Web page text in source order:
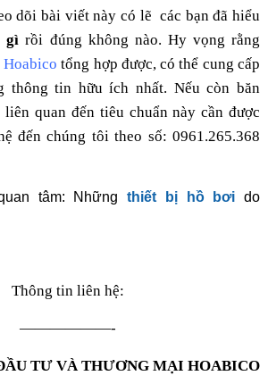
dõi bài viết này có lẽ các bạn đã hiểu
gì rồi đúng không nào. Hy vọng rằng
Hoabico tổng hợp được, có thể cung cấp
thông tin hữu ích nhất. Nếu còn băn
quan đến tiêu chuẩn này cần được
đến chúng tôi theo số: 0961.265.368
tâm: Nhữngthiết bị hồ bơi do
Thông tin liên hệ:
——————-
TƯ VÀ THƯƠNG MẠI HOABICO